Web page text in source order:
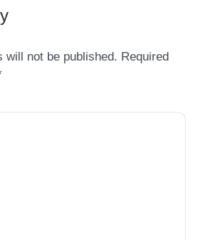
will not be published. Required